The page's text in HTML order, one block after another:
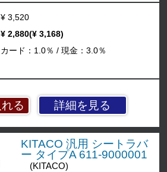
詳細を見る
¥ 3,520
¥ 2,880(¥ 3,168)
カード：1.0％ / 現金：3.0％
KITACO 汎用 シートラバ
ー タイプA 611-9000001
(KITACO)